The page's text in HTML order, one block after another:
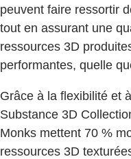
peuvent faire ressortir
tout en assurant une
ressources 3D
performantes, quelle
Grâce à la flexibilité et
Substance 3D
Monks mettent 70 %
ressources 3D